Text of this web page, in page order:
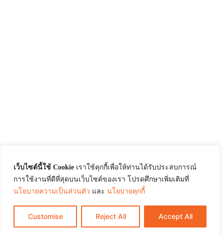
เว็บไซต์นี้ใช้ Cookie เราใช้คุกกี้เพื่อให้ท่านได้รับประสบการณ์
การใช้งานที่ดีที่สุดบนเว็บไซต์ของเรา โปรดศึกษาเพิ่มเติมที่
นโยบายความเป็นส่วนตัว และ นโยบายคุกกี้
Customise Reject All Accept All